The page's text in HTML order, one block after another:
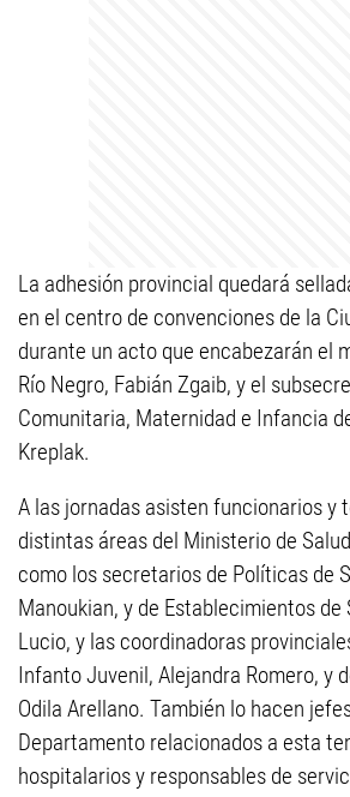
La adhesión provincial quedará
en el centro de convenciones de la
durante un acto que encabezarán el
Río Negro, Fabián Zgaib, y el
Comunitaria, Maternidad e Infancia
Kreplak.
A las jornadas asisten funcionarios y
distintas áreas del Ministerio de
como los secretarios de Políticas de
Manoukian, y de Establecimientos de
Lucio, y las coordinadoras
Infanto Juvenil, Alejandra Romero, y
Odila Arellano. También lo hacen
Departamento relacionados a esta
hospitalarios y responsables de